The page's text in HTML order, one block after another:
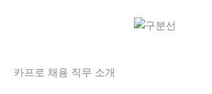
카프로 채용 직무 소개